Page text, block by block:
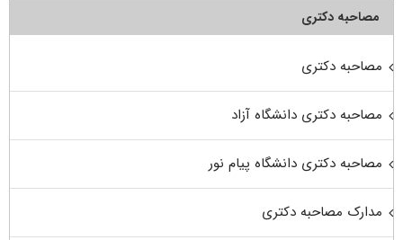
مصاحبه دکتری
مصاحبه دکتری
مصاحبه دکتری دانشگاه آزاد
مصاحبه دکتری دانشگاه پیام نور
مدارک مصاحبه دکتری